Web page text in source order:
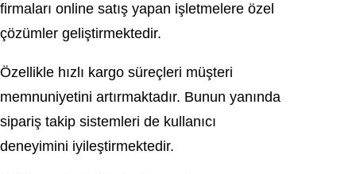
firmaları online satış yapan işletmelere özel
çözümler geliştirmektedir.
Özellikle hızlı kargo süreçleri müşteri
memnuniyetini artırmaktadır. Bunun yanında
sipariş takip sistemleri de kullanıcı
deneyimini iyileştirmektedir.